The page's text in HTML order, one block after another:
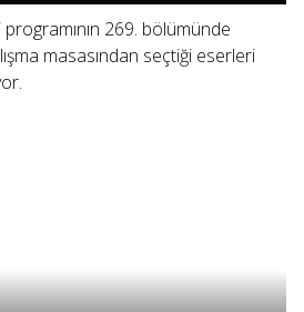
269. bölümünde
masasından seçtiği eserleri